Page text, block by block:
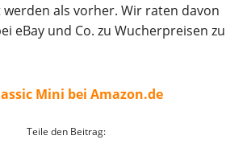
als vorher. Wir raten davon
eBay und Co. zu Wucherpreisen zu
Mini bei Amazon.de
Teile den Beitrag: